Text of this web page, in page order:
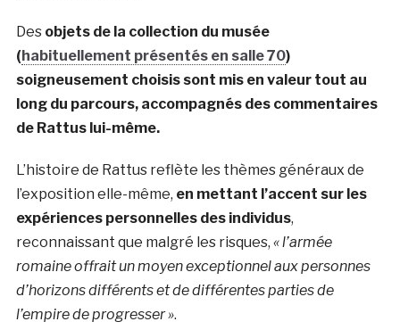
Des objets de la collection du musée
(habituellement présentés en salle 70)
soigneusement choisis sont mis en valeur tout au
long du parcours, accompagnés des commentaires
de Rattus lui-même.
L’histoire de Rattus reflète les thèmes généraux de
l’exposition elle-même, en mettant l’accent sur les
expériences personnelles des individus,
reconnaissant que malgré les risques, « l’armée
romaine offrait un moyen exceptionnel aux personnes
d’horizons différents et de différentes parties de
l’empire de progresser ».